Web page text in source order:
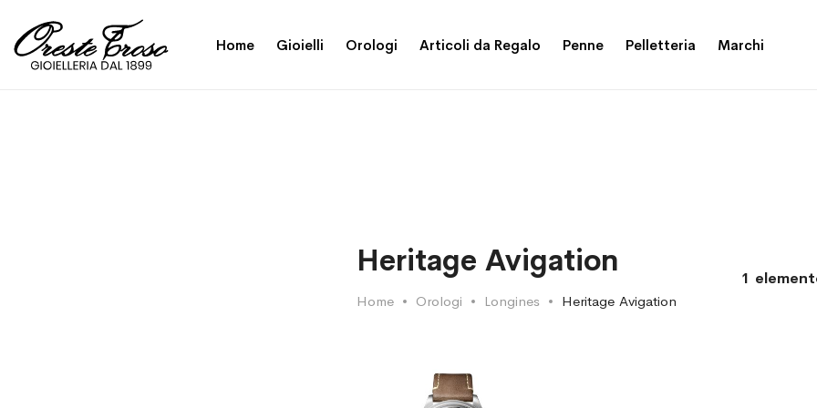
Home Gioielli Orologi Articoli da Regalo Penne Pelletteria Marchi
Heritage Avigation
Home Orologi Longines Heritage Avigation
1